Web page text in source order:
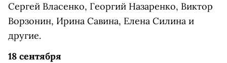
Сергей Власенко, Георгий Назаренко, Виктор
Ворзонин, Ирина Савина, Елена Силина и
другие.
18 сентября